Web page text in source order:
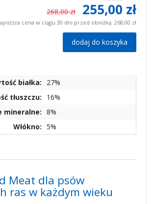
268,00 zł
255,00 zł
cena w ciągu 30 dni przed obniżką: 268,00 zł
dodaj do koszyka
białka:
27%
tłuszczu:
16%
mineralne: 8%
Włókno: 5%
Meat dla psów
ras w każdym wieku